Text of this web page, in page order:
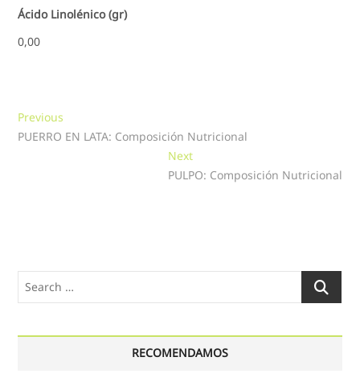
Ácido Linolénico (gr)
0,00
Navegación
de
Previous
post:
PUERRO EN LATA: Composición Nutricional
NextNext
post:
PULPO: Composición Nutricional
Search
RECOMENDAMOS